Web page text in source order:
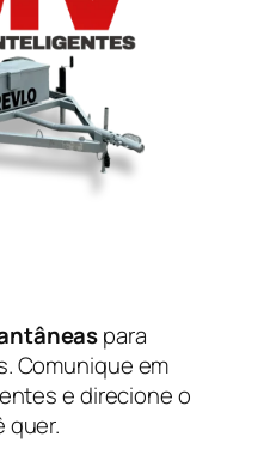
para
Comunique em
e direcione o
quer.